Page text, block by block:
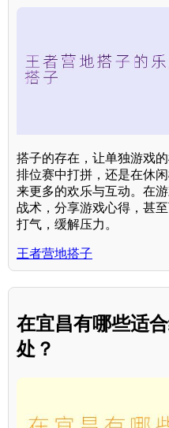
搭子的存在，让单独游戏
排位赛中打拼，还是在休
来更多的欢乐与互动。在
战术，分享游戏心得，甚
打气，缓解压力。
王者营地搭子
在宜昌有哪些适
处？